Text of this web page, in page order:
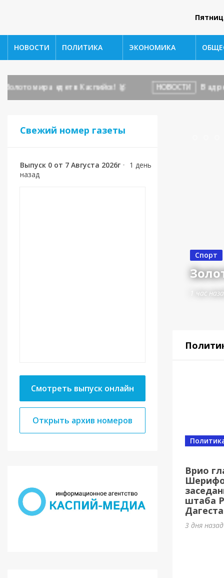
НОВОСТИ ПОЛИТИКА ЭКОНОМИКА
мира едет в Каспийск! 🥇 НОВОСТИ В адрес
Свежий номер газеты
Выпуск 0 от 7 Августа 2026г • 1 день
назад
Смотреть выпуск онлайн
Открыть архив номеров
Спорт
1 час
От
1 час
Врио
штаба
3 дня